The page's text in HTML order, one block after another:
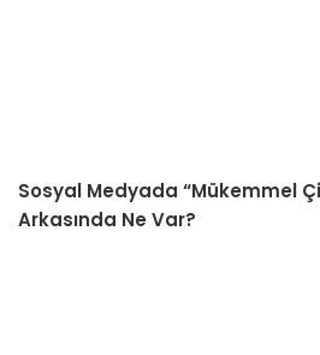
Sosyal Medyada “Mükemmel
Arkasında Ne Var?